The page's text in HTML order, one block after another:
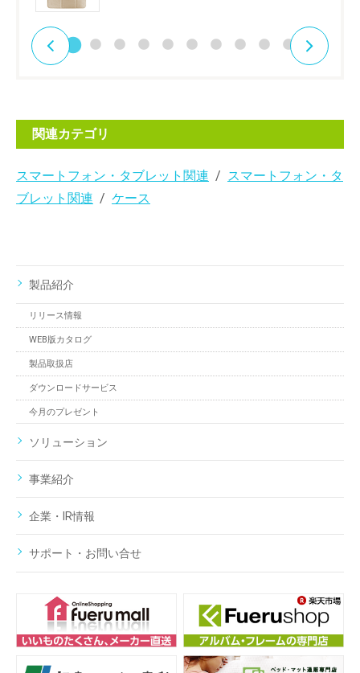
関連カテゴリ
スマートフォン・タブレット関連
スマートフォン・タ
ブレット関連
ケース
製品紹介
リリース情報
WEB版カタログ
製品取扱店
ダウンロードサービス
今月のプレゼント
ソリューション
事業紹介
企業・IR情報
サポート・お問い合せ